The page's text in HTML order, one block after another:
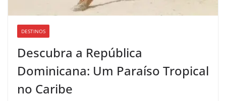
DESTINOS
Descubra a República
Dominicana: Um Paraíso Tropical
no Caribe